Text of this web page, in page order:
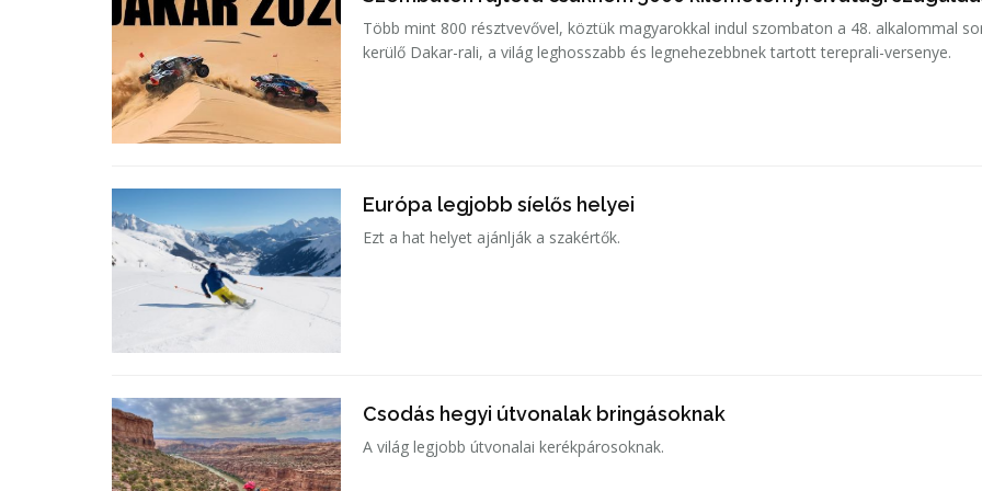
Több mint 800 résztvevővel, köztük magyarokkal indul szombaton a 48. alkalommal
kerülő Dakar-rali, a világ leghosszabb és legnehezebbnek tartott tereprali-versenye.
Európa legjobb síelős helyei
Ezt a hat helyet ajánlják a szakértők.
Csodás hegyi útvonalak bringásoknak
A világ legjobb útvonalai kerékpárosoknak.